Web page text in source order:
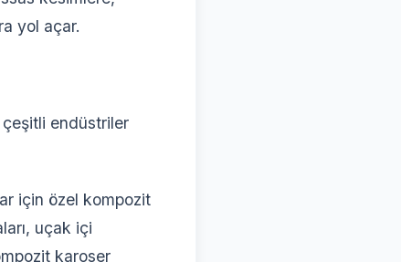
yol açar.
çeşitli endüstriler
için özel kompozit
uçak içi
karoser